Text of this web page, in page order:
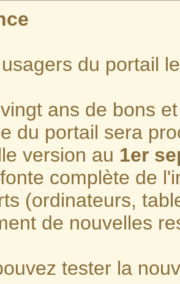
du portail
ans de bons
du portail sera
version au 1er
complète de
(ordinateurs,
de nouvelles
tester la